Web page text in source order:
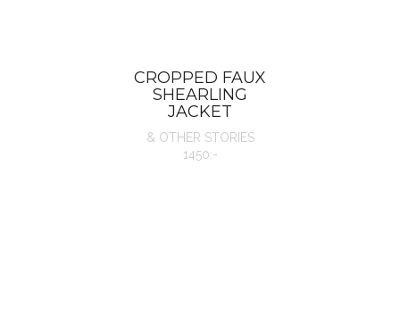
CROPPED FAUX
SHEARLING
JACKET
& OTHER STORIES
1450:-